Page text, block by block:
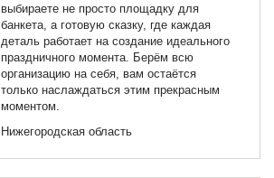
выбираете не просто площадку для
банкета, а готовую сказку, где каждая
деталь работает на создание идеального
праздничного момента. Берём всю
организацию на себя, вам остаётся
только наслаждаться этим прекрасным
моментом.
Нижегородская область